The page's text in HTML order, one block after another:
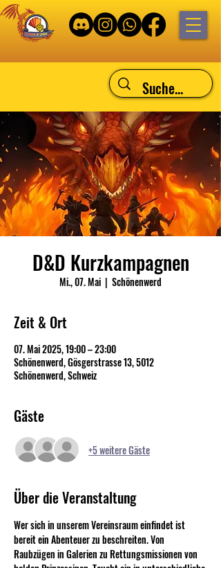
D&D Kurzkampagnen
Mi., 07. Mai
  |
Schönenwerd
Zeit & Ort
07. Mai 2025, 19:00 – 23:00
Schönenwerd, Gösgerstrasse 13, 5012
Schönenwerd, Schweiz
Gäste
+5 weitere Gäste
Über die Veranstaltung
Wer sich in unserem Vereinsraum einfindet ist
bereit ein Abenteuer zu beschreiten. Von
Raubzügen in Galerien zu Rettungsmissionen von